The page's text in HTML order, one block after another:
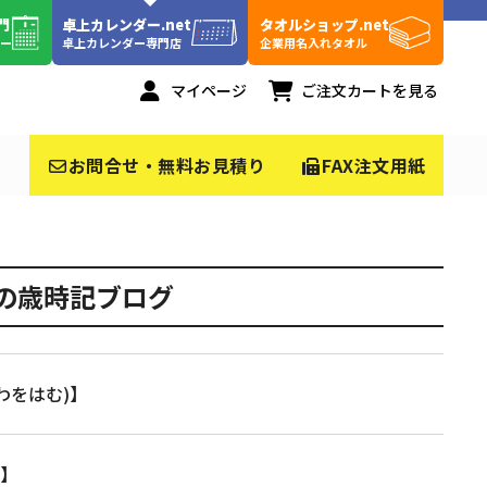
卓上カレンダー.net
卓上カレンダー専門店
タオルショップ.net
企業用名入れタオル
マイページ ご注文カートを見る
お問合せ・無料お見積り FAX注文用紙
歳時記ブログ
はむ)】